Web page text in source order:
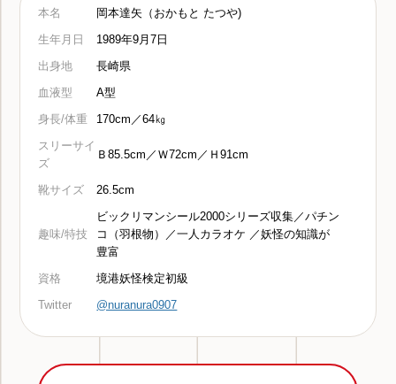
本名
岡本達矢（おかもと たつや)
生年月日
1989年9月7日
出身地
長崎県
血液型
A型
身長/体重
170cm／64㎏
スリーサイ
ズ
Ｂ85.5cm／Ｗ72cm／Ｈ91cm
靴サイズ 26.5cm
趣味/特技
ビックリマンシール2000シリーズ収集／パチン
コ（羽根物）／一人カラオケ ／妖怪の知識が
豊富
資格
境港妖怪検定初級
Twitter
@nuranura0907